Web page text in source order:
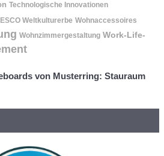
Technologische Innovationen
Weltkulturerbe Wohnaccessoires
Wohnzimmergestaltung Work-Life-
von Musterring: Stauraum